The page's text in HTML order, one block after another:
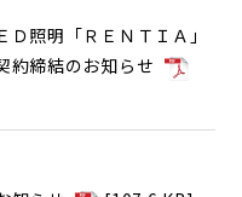
照明「ＲＥＮＴＩＡ」
約締結のお知らせ